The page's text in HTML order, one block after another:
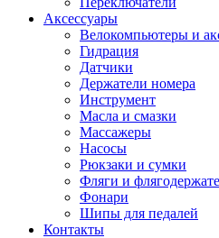
Аксессуары
Велокомпьютеры и
Гидрация
Датчики
Держатели номера
Инструмент
Масла и смазки
Массажеры
Насосы
Рюкзаки и сумки
Фляги и
Фонари
Шипы для педалей
Контакты